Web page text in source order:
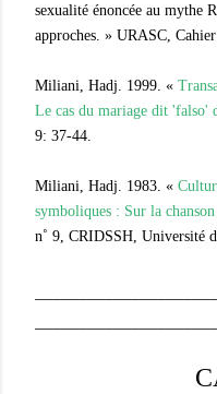
sexualité énoncée au mythe
approches. » URASC, Cahier
Miliani, Hadj. 1999. «
Le cas du mariage dit 'falso'
9: 37-44.
Miliani, Hadj. 1983. «
symboliques : Sur la
n˚ 9, CRIDSSH, Université